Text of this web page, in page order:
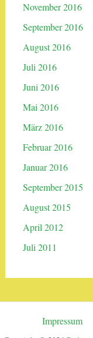
November 2016
September 2016
August 2016
Juli 2016
Juni 2016
Mai 2016
März 2016
Februar 2016
Januar 2016
September 2015
August 2015
April 2012
Juli 2011
Impressum